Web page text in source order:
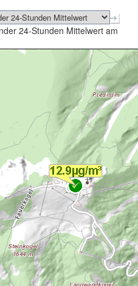
24-Stunden Mittelwert am